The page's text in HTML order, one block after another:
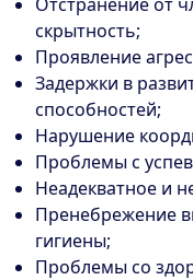
скрытность;
Проявление
Задержки в
способностей;
Нарушение
Проблемы с
Неадекватное и
Пренебрежение
гигиены;
Проблемы со